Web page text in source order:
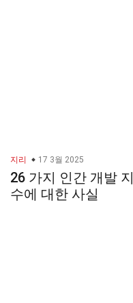
지리 17 3월 2025
26 가지 인간 개발 지
수에 대한 사실